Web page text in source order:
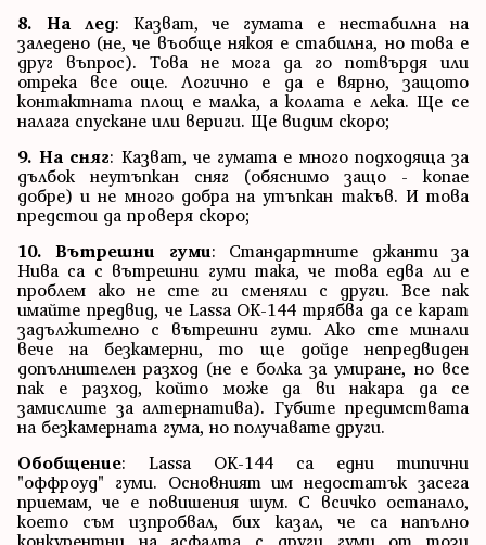
8. На лед: Казват, че гумата е нестабилна на
заледено (не, че въобще някоя е стабилна, но това е
друг въпрос). Това не мога да го потвърдя или
отрека все още. Логично е да е вярно, защото
контактната площ е малка, а колата е лека. Ще се
налага спускане или вериги. Ще видим скоро;
9. На сняг: Казват, че гумата е много подходяща за
дълбок неутъпкан сняг (обяснимо защо - копае
добре) и не много добра на утъпкан такъв. И това
предстои да проверя скоро;
10. Вътрешни гуми: Стандартните джанти за
Нива са с вътрешни гуми така, че това едва ли е
проблем ако не сте ги сменяли с други. Все пак
имайте предвид, че Lassa OK-144 трябва да се карат
задължително с вътрешни гуми. Ако сте минали
вече на безкамерни, то ще дойде непредвиден
допълнителен разход (не е болка за умиране, но все
пак е разход, който може да ви накара да се
замислите за алтернатива). Губите предимствата
на безкамерната гума, но получавате други.
Обобщение: Lassa OK-144 са едни типични
"оффроуд" гуми. Основният им недостатък засега
приемам, че е повишения шум. С всичко останало,
което съм изпробвал, бих казал, че са напълно